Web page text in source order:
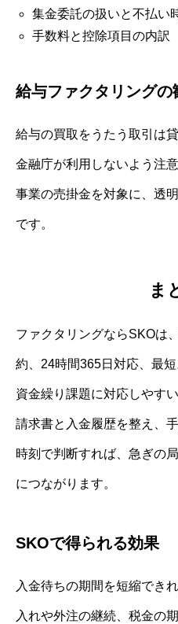
集金委託の扱いと不払い
手数料と控除項目の内訳
給与ファクタリングの
給与の買取をうたう取引は
金融庁が利用しないよう注意
事業の売掛金を対象に、透
です。
ま
ファクタリングならSKOは
約、24時間365日対応、最
資金繰り課題に対応しやす
請求書と入金履歴を整え、
時刻で判断すれば、急ぎの
につながります。
SKOで得られる効果
入金待ちの期間を短縮でき
入れや外注の継続、税金の